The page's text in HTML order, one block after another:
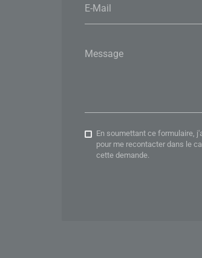
E-Mail
Message
En soumettant ce formulaire,
pour me recontacter dans le
cette demande.